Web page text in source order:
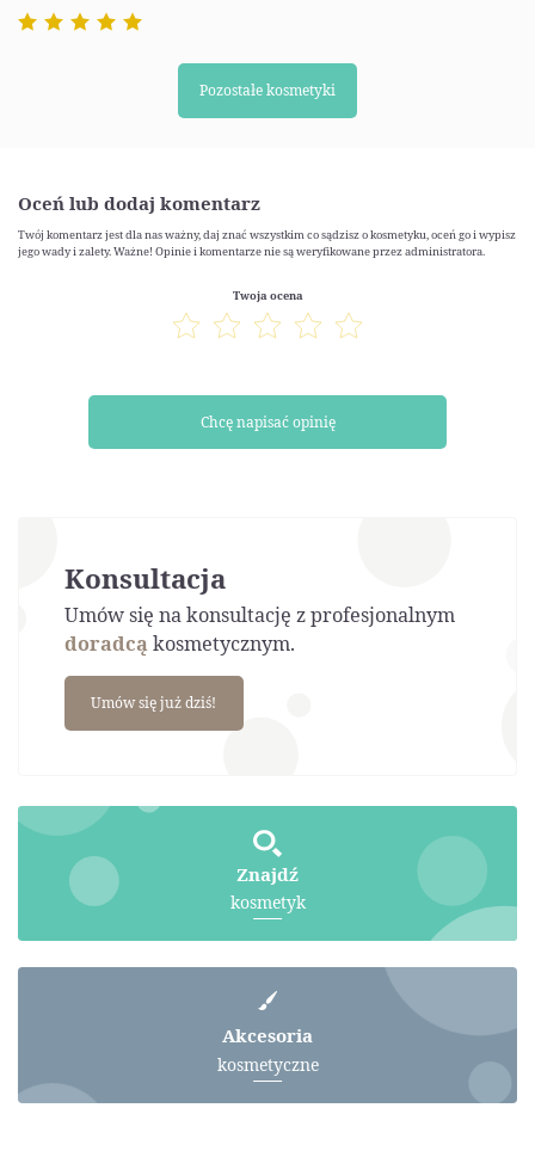
Pozostałe kosmetyki
Oceń lub dodaj komentarz
Twój komentarz jest dla nas ważny, daj znać wszystkim co sądzisz o kosmetyku, oceń go i wypisz
jego wady i zalety. Ważne! Opinie i komentarze nie są weryfikowane przez administratora.
Twoja ocena
Chcę napisać opinię
Konsultacja
Umów się na konsultację z profesjonalnym
doradcąkosmetycznym.
Umów się już dziś!
Znajdź
kosmetyk
Akcesoria
kosmetyczne